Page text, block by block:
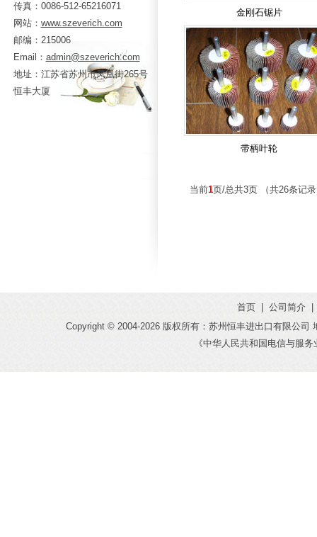
传真：0086-512-65216071
网站： www.szeverich.com
邮编：215006
Email： admin@szeverich.com
地址：江苏省苏州市凤凰街265号
恒丰大厦
金刚石锯片
带柄叶轮
当前1页/总共3页 （共26条记
首页 公司简介
Copyright © 2004-2026 版权所有：苏州恒丰进出口有限公司
《中华人民共和国电信与服